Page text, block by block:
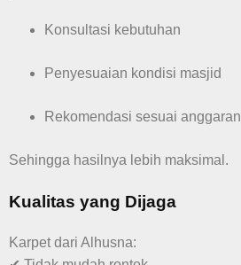
Konsultasi kebutuhan
Penyesuaian kondisi masjid
Rekomendasi sesuai anggaran
Sehingga hasilnya lebih maksimal.
Kualitas yang Dijaga
Karpet dari Alhusna: